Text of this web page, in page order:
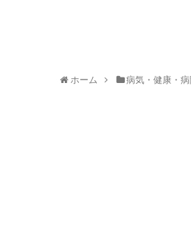
ホーム 病気・健康・病